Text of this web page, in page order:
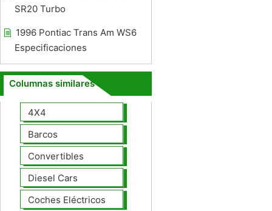
SR20 Turbo
1996 Pontiac Trans Am WS6
Especificaciones
Columnas similares
4X4
Barcos
Convertibles
Diesel Cars
Coches Eléctricos